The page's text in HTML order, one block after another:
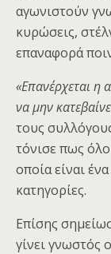
αγωνιστούν
κυρώσεις,
επαναφορά
«Επανέρχεται η
να μην
τους
τόνισε πως
οποία είναι
κατηγορίες.
Επίσης
γίνει γνωστός